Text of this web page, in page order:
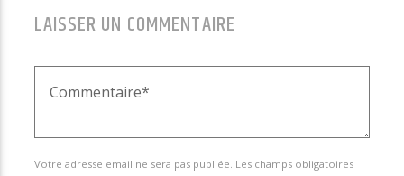
LAISSER UN COMMENTAIRE
Votre adresse email ne sera pas publiée. Les champs obligatoires